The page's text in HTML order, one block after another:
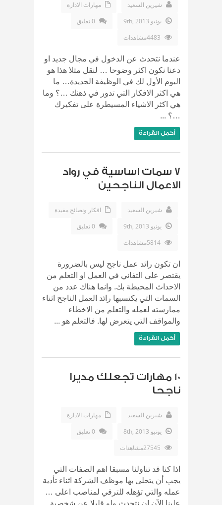
شيرين السعيد
مهارات الادارة
يونيو 9th, 2013
0 تعليق
عندما نتحدث عن الدخول في مجال جديد او
دعنا نكون اكثر وضوحا … لنقل مثلا هذا هو
اليوم الأول لك في الوظيفة الجديدة… ما
هي اكثر الافكار التي تدور في ذهنك …؟ وما
هي اكثر الاشياء المسيطرة على تفكيرك
…؟ ...
أكمل القراءة
7 سمات اساسية في رواد
الاعمال الناجحين
شيرين السعيد
افكار ونصائح مفيدة
يونيو 9th, 2013
0 تعليق
ان تكون رائد عمل ناجح ليس بالضرورة
يقتصر على التفاني في العمل او التعلم من
الاحداث المحيطة بك. وانما هناك عدد من
السمات التي يكتسبها رائد العمل الناجح اثناء
ممارسته لعمله والتعلم من الاخطاء
والمواقف التي يتعرض لها. فالتعلم هو ...
أكمل القراءة
10 مهارات تجعلك مديرا
ناجحا
شيرين السعيد
مهارات الادارة
يونيو 8th, 2013
0 تعليق
اذا كنا قد تناولنا مسبقا اهم الصفات التي
يجب أن يتحلى بها موظف الشركة اثناء تأدية
عمله والتي تؤهله للترقي لمناصب اعلى …
علينا الآن ان نتحدث ولو قليلا عن شخصية